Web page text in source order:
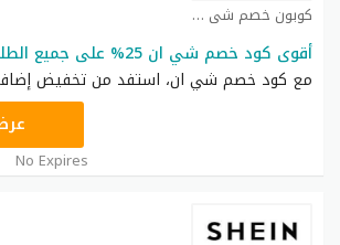
كوبون خصم شي ان كوبون
أقوى كود خصم شي ان 25% على جميع الطلبيات
مع كود خصم شي ان، استفد من تخفيض
No Expires